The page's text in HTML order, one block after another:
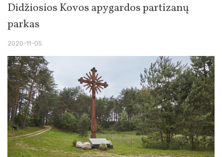
Didžiosios Kovos apygardos partizanų
parkas
2020-11-05